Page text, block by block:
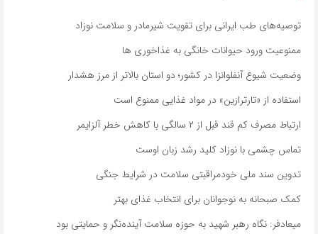
توصیه‌های طب ایرانی برای تقویت شیرمادر و سلامت نوزاد
ممنوعیت ورود حیوانات خانگی به غذاخوری ها
وضعیت شیوع آنفلوانزا در کشور؛ دو استان بالاتر از مرز هشدار
استفاده از «تارترازین» در مواد غذایی ممنوع است
ارتباط مصرف کم قند قبل از ۲ سالگی با کاهش خطر آلزایمر
تماس چشمی با نوزاد کلید رشد زبان اوست
تدوین سند ملی خودمراقبتی سلامت در شرایط جنگی
کمک صبحانه به نوجوانان برای انتخاب غذای بهتر
میعادفر: نگاه رهبر شهید به حوزه سلامت آینده‌نگر و حمایتی بود